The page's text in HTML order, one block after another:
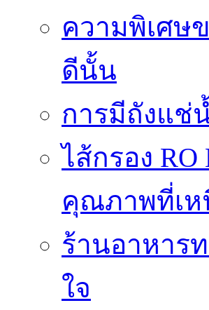
ความพิเศษ
ดีนั้น
การมีถังแช่
ไส้กรอง RO
คุณภาพที่เห
ร้านอาหาร
ใจ